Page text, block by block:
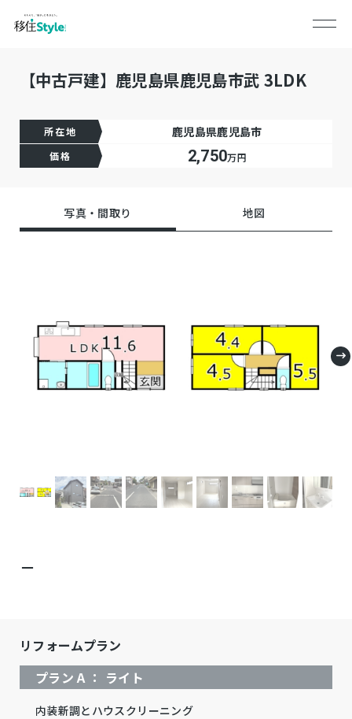
【中古戸建】鹿児島県鹿児島市武 3LDK
所在地 鹿児島県鹿児島市
価格 2,750万円
写真・間取り 地図
－
リフォームプラン
プラン A ： ライト
内装新調とハウスクリーニング